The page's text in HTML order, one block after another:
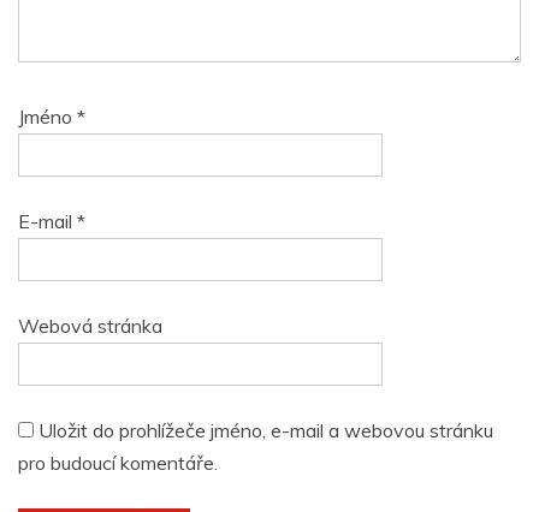
Jméno *
E-mail *
Webová stránka
Uložit do prohlížeče jméno, e-mail a webovou stránku
pro budoucí komentáře.